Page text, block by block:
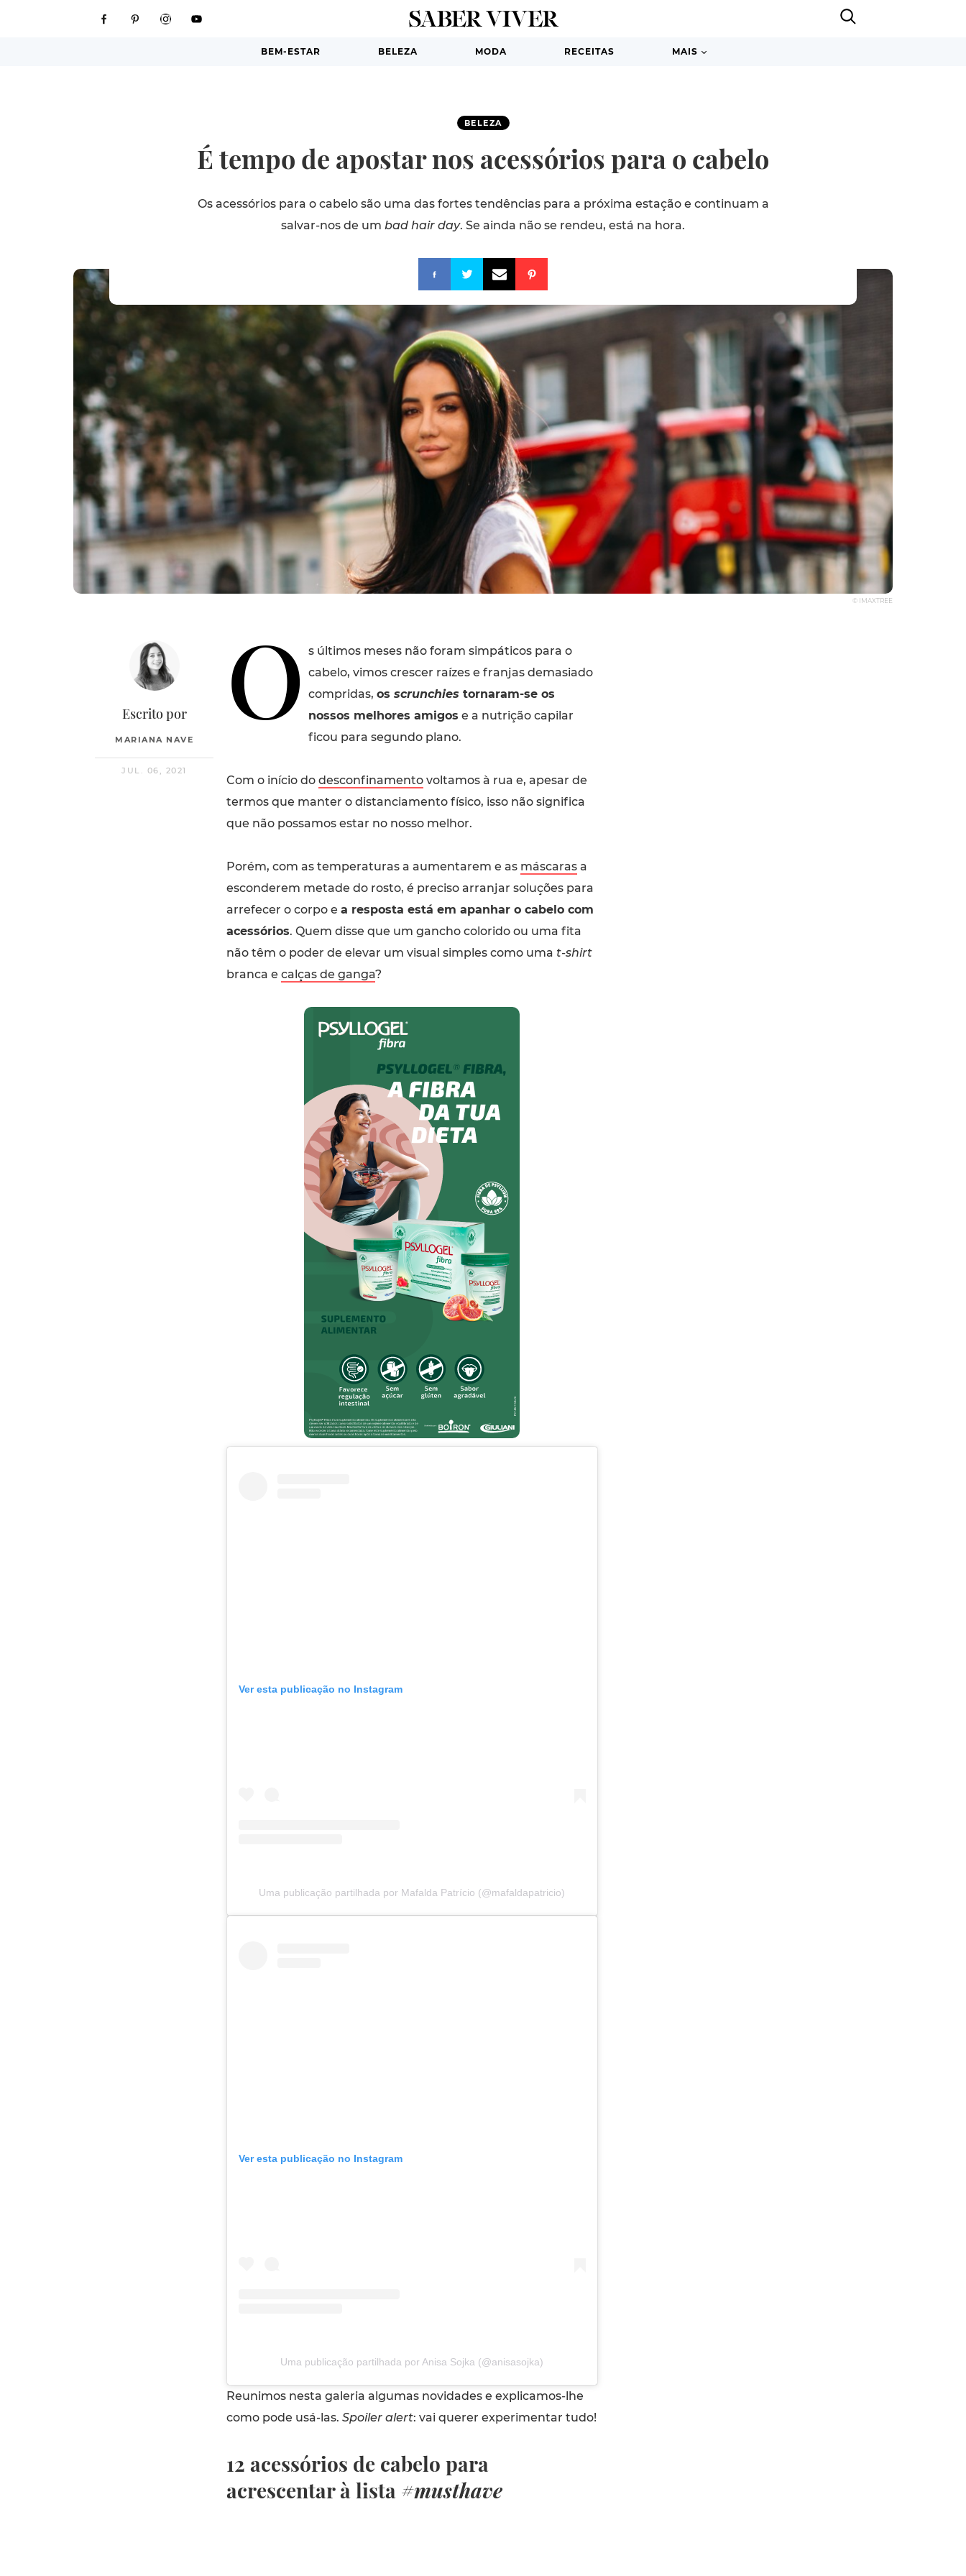
BEM-ESTAR BELEZA MODA RECEITAS MAIS
BELEZA
É tempo de apostar nos acessórios para o cabelo
Os acessórios para o cabelo são uma das fortes tendências para a próxima estação e continuam a
salvar-nos de um bad hair day. Se ainda não se rendeu, está na hora.
© IMAXTREE
Escrito por
MARIANA NAVE
JUL. 06, 2021
O
s últimos meses não foram simpáticos para o
cabelo, vimos crescer raízes e franjas demasiado
compridas, os scrunchies tornaram-se os
nossos melhores amigos e a nutrição capilar
ficou para segundo plano.
Com o início do desconfinamentovoltamos à rua e, apesar de
termos que manter o distanciamento físico, isso não significa
que não possamos estar no nosso melhor.
Porém, com as temperaturas a aumentarem e as máscarasa
esconderem metade do rosto, é preciso arranjar soluções para
arrefecer o corpo e a resposta está em apanhar o cabelo com
acessórios. Quem disse que um gancho colorido ou uma fita
não têm o poder de elevar um visual simples como uma t-shirt
branca e calças de ganga?
Ver esta publicação no Instagram
Uma publicação partilhada por Mafalda Patrício (@mafaldapatricio)
Ver esta publicação no Instagram
Uma publicação partilhada por Anisa Sojka (@anisasojka)
Reunimos nesta galeria algumas novidades e explicamos-lhe
como pode usá-las. Spoiler alert: vai querer experimentar tudo!
12 acessórios de cabelo para
acrescentar à lista #musthave